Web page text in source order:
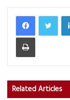
Print
Related Articles